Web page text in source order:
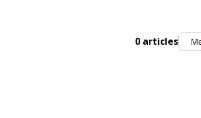
0 articlesTrier